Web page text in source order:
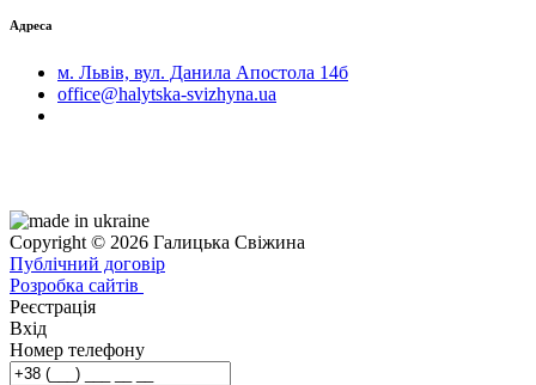
Адреса
м. Львів, вул. Данила Апостола 14б
office@halytska-svizhyna.ua
Copyright © 2026 Галицька Свіжина
Публічний договір
Розробка сайтів
Реєстрація
Вхід
Номер телефону